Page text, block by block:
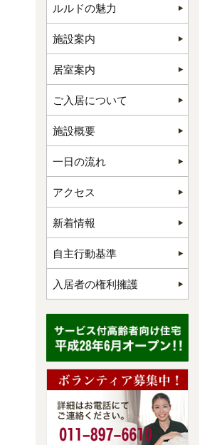
ルルドの魅力
施設案内
居室案内
ご入居について
施設概要
一日の流れ
アクセス
新着情報
自主行動基準
入居者の権利擁護